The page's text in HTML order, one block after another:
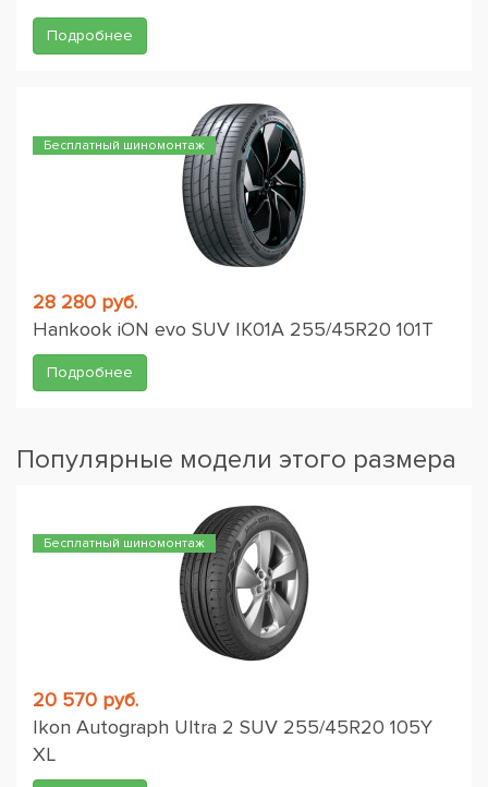
Подробнее
Бесплатный шиномонтаж
28 280 руб.
Hankook iON evo SUV IK01A 255/45R20 101T
Подробнее
Популярные модели этого размера
Бесплатный шиномонтаж
20 570 руб.
Ikon Autograph Ultra 2 SUV 255/45R20 105Y
XL